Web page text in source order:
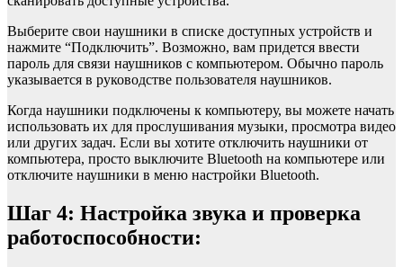
Выберите свои наушники в списке доступных устройств и
нажмите “Подключить”. Возможно, вам придется ввести
пароль для связи наушников с компьютером. Обычно пароль
указывается в руководстве пользователя наушников.
Когда наушники подключены к компьютеру, вы можете начать
использовать их для прослушивания музыки, просмотра видео
или других задач. Если вы хотите отключить наушники от
компьютера, просто выключите Bluetooth на компьютере или
отключите наушники в меню настройки Bluetooth.
Шаг 4: Настройка звука и проверка
работоспособности: